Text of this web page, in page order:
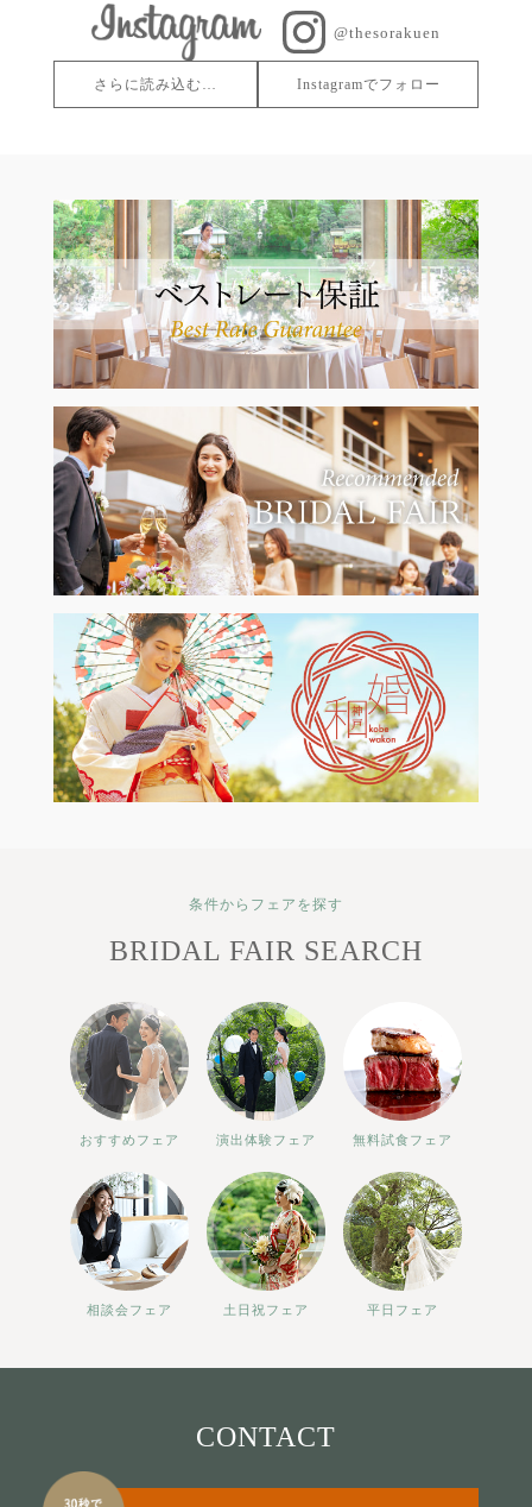
@thesorakuen
さらに読み込む… Instagramでフォロー
条件からフェアを探す
BRIDAL FAIR SEARCH
おすすめフェア 演出体験フェア 無料試食フェア
相談会フェア 土日祝フェア 平日フェア
CONTACT